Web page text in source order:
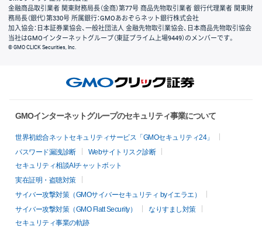
金融商品取引業者 関東財務局長（金商）第77号 商品先物取引業者 銀行代理業者 関東財
務局長（銀代）第330号 所属銀行：GMOあおぞらネット銀行株式会社
加入協会：日本証券業協会、一般社団法人 金融先物取引業協会、日本商品先物取引協会
当社はGMOインターネットグループ（東証プライム上場9449）のメンバーです。
© GMO CLICK Securities, Inc.
GMOインターネットグループのセキュリティ事業について
世界初総合ネットセキュリティサービス「GMOセキュリティ24」
パスワード漏洩診断
Webサイトリスク診断
セキュリティ相談AIチャットボット
実在証明・盗聴対策
サイバー攻撃対策（GMOサイバーセキュリティ byイエラエ）
サイバー攻撃対策（GMO Flatt Security）
なりすまし対策
セキュリティ事業の軌跡